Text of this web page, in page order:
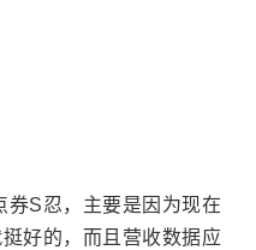
券S忍，主要是因为现在
好的，而且营收数据应